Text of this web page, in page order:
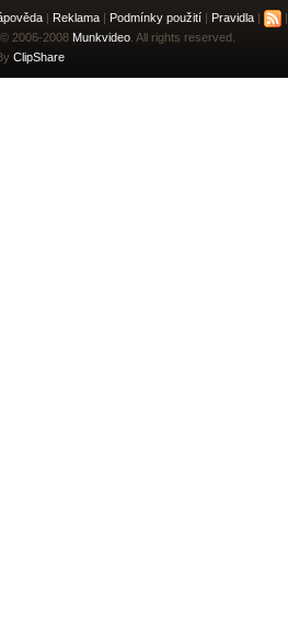
| Reklama | Podmínky použití | Pravidla |
2006-2008 Munkvideo . All rights reserved.
ClipShare